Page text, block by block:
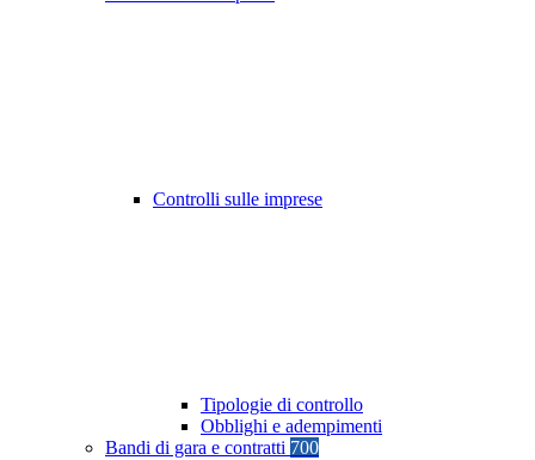
Controlli sulle imprese
Tipologie di controllo
Obblighi e adempimenti
Bandi di gara e contratti 700